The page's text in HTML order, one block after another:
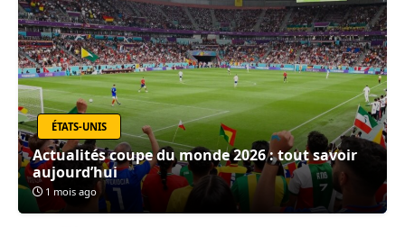
ÉTATS-UNIS
Actualités coupe du monde 2026 : tout savoir
aujourd’hui
1 mois ago